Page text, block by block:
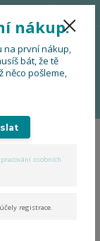
Menu
0 Kč
nákup.
na první nákup,
bát, že tě
něco pošleme,
osobních
registrace.